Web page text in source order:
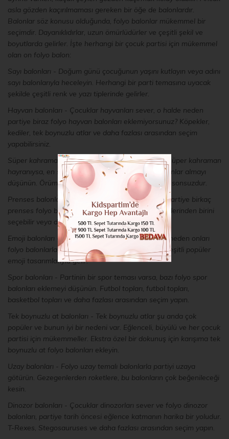
asla gözden kaçırılmaması gereken bir öğe de balonlardır.
Balonlar söz konusu olduğunda, folyo balonlar mükemmel bir
seçimdir. Dayanıklıdırlar, uzun ömürlüdürler ve çeşitli şekil ve
boyutlarda gelirler. İşte herhangi bir çocuk partisi için mükemmel
olan on folyo balon:
Sayı balonları - Doğum günü çocuğunun yaşını kutlayın veya adını
sayı balonlarıyla heceleyin. Herhangi bir parti temasına uyacak
şekilde çeşitli renk ve yazı tiplerinde gelirler.
Hayvan balonları - Çocuklar hayvanları sever, o halde neden
partiye biraz folyo hayvan balonları eklemiyorsunuz? Köpekler,
kediler, tek boynuzlu atlar ve daha fazlası arasından seçim
yapabilirsiniz.
Süper kahraman balonları - Doğum günü çocuğu süper kahraman
hayranıysa, en sevdiği karakter şeklinde folyo balonlar almayı
düşünün. Örümcek Adam'dan Batman'a olasılıklar sonsuzdur.
Prenses balonları - Daha büyülü bir dokunuş için partiye birkaç
prenses folyo balon ekleyin. Klasik Disney prenseslerinden birini
seçebilir veya daha genel bir şey seçebilirsiniz.
Emoji balonları - Çocuklar emojileri sever, o halde neden onları
folyo balonlarla canlandırmayasınız? Bu balonlar çeşitli popüler
emoji tasarımlarıyla gelir.
Spor balonları - Partinin bir spor teması varsa, bazı folyo spor
balonları eklemeyi düşünün. Futbol topları, futbol topları,
basketbol topları ve daha fazlası arasından seçim yapın.
Tek boynuzlu at balonları - Tek boynuzlu atlar şu anda çok
popüler ve bunun iyi bir nedeni var. Eğlenceli, büyülü ve her çocuk
partisi için mükemmeller. Ekstra özel bir dokunuş için karışıma tek
boynuzlu at folyo balonları ekleyin.
Uzay balonları - Folyo uzay temalı balonlarla partiyi uzaya
götürün. Gezegenlerden roketlere, bu balonların çok beğenileceği
kesin.
Dinozor balonları - Çocuklar dinozorları sever ve folyo dinozor
balonları, partiye tarih öncesi eğlence katmanın harika bir yoludur.
T-Rexes, Stegosauruses ve daha fazlası arasından seçim yapın.